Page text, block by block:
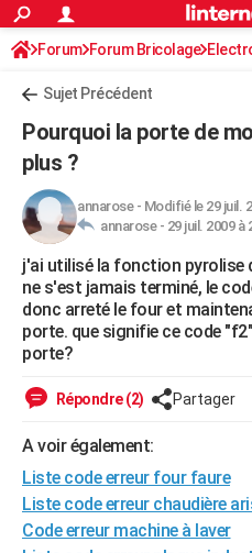
ACTUALITÉS
Politique
Société
Faits Divers
Education
Monde
Villes
+
Programme TV
Streaming
Cinéma
Sorties cinéma
Musique
FINANCE
Retraite
Impôts
Epargne
Immobilier
Risques naturels par ville
Banque
Assurance
Crédit
AUTO
Essais
Réserver un essai
Citadines
Berlines
SUV
Forum auto
HIGH-TECH
Mobiles
Meilleur smartphone
Internet
Ordinateurs
Jeux vidéo
Guide high-tech
+BRICOLAGE
Forum
Aménagement intérieur
Extérieur
Cuisine
Salle de bains
Jardinage
Rangement
WEEK-END
LIFESTYLE
Alimentation
Guide de la santé
Maladies
Médicaments
Sommeil
VOYAGE
Destinations
City break
Voyage nature
Voyage de noces
Forum
Climat
+PHOTO
Forum Forum Bricolage
Sujet Précédent
Pourquoi la porte de
plus ?
annarose- Modifié le 29 juil.
annarose - 29 juil. 2009 à
j'ai utilisé la fonction pyrolise
ne s'est jamais terminé, le
donc arreté le four et
porte. que signifie ce code
porte?
Répondre (2) Partager
A voir également:
Liste code erreur four faure
Liste code erreur chaudière
Code erreur machine à laver